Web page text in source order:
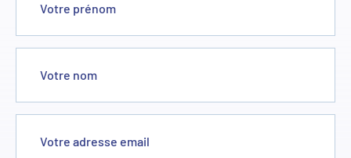
Votre prénom
Votre nom
Votre adresse email